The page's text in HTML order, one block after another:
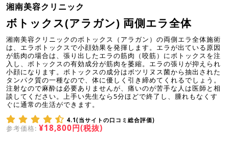
湘南美容クリニック
ボトックス(アラガン) 両側エラ全体
湘南美容クリニックのボトックス（アラガン）の両側エラ全体施術
は、エラボトックスで小顔効果を発揮します。エラが出ている原因
が筋肉の場合は、張り出したエラの筋肉（咬筋）にボトックスを注
入し、ボトックスの有効成分が筋肉を萎縮。エラの張りが抑えられ
小顔になります。ボトックスの成分はボツリヌス菌から抽出された
タンパク質の一種なので、体に優しく引き締めてくれるでしょう。
注射なので麻酔は必要ありませんが、痛いのが苦手な人は医師と相
談してください。上手い先生なら5分ほどで終了し、腫れもなくす
ぐに通常の生活ができます。
4.1(当サイトの口コミ総合評価)
参考価格: ¥18,800円(税抜)